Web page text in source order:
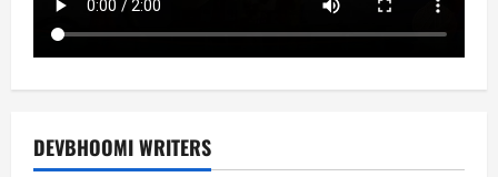
DEVBHOOMI WRITERS